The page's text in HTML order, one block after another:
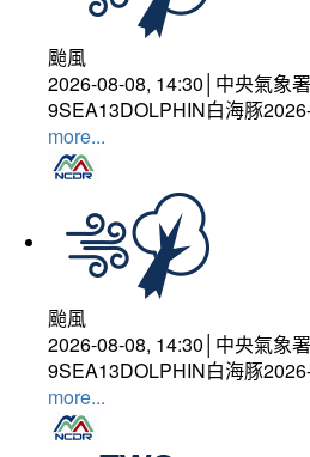
颱風
2026-08-08, 14:30│中央氣象署
9SEA13DOLPHIN白海豚
more...
颱風
2026-08-08, 14:30│中央氣象署
9SEA13DOLPHIN白海豚
more...